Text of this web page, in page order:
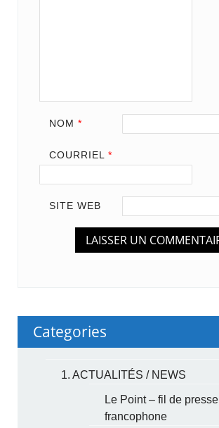
NOM *
COURRIEL *
SITE WEB
Categories
1. ACTUALITÉS / NEWS
Le Point – fil de presse
francophone